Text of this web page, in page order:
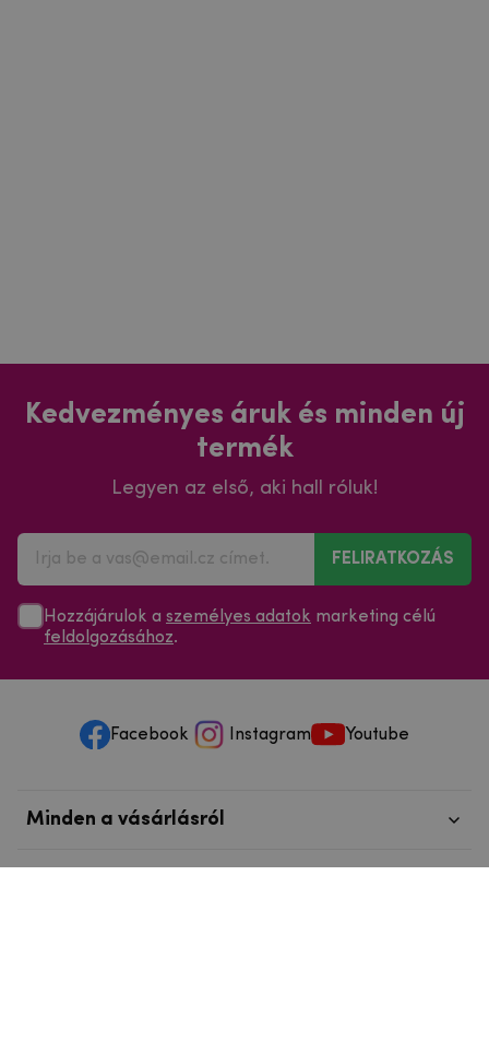
Kedvezményes áruk és minden új
termék
Legyen az első, aki hall róluk!
FELIRATKOZÁS
Hozzájárulok a személyes adatok marketing célú
feldolgozásához.
Facebook Instagram Youtube
Minden a vásárlásról